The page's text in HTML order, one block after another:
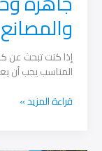
إذا كنت تبحث عن
المناسب يجب أن
كرفانات
قراءة المزيد »